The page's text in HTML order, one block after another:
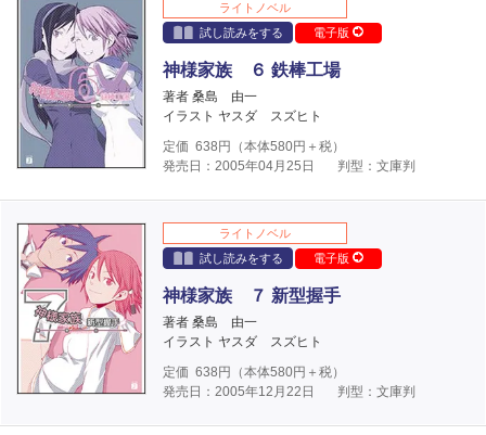
ライトノベル
試し読みをする
電子版
神様家族 ６ 鉄棒工場
著者 桑島 由一
イラスト ヤスダ スズヒト
定価 638 円（本体580円＋税）
発売日：2005年04月25日
判型：文庫判
ライトノベル
試し読みをする
電子版
神様家族 ７ 新型握手
著者 桑島 由一
イラスト ヤスダ スズヒト
定価 638 円（本体580円＋税）
発売日：2005年12月22日
判型：文庫判